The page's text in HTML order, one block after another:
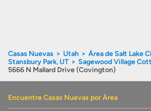
Casas Nuevas Utah
Área de Salt Lake
Stansbury Park, UT
Sagewood Village
5666 N Mallard Drive (Covington)
Encuentre Casas Nuevas por Área